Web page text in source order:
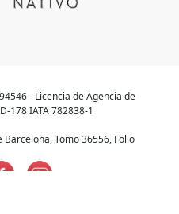
- Licencia de Agencia de
178 IATA 782838-1
Tomo 36556, Folio